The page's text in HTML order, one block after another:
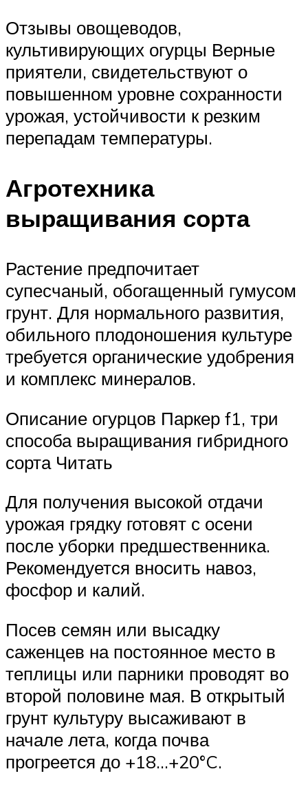
Отзывы овощеводов,
культивирующих огурцы Верные
приятели, свидетельствуют о
повышенном уровне сохранности
урожая, устойчивости к резким
перепадам температуры.
Агротехника
выращивания сорта
Растение предпочитает
супесчаный, обогащенный гумусом
грунт. Для нормального развития,
обильного плодоношения культуре
требуется органические удобрения
и комплекс минералов.
Описание огурцов Паркер f1, три
способа выращивания гибридного
сорта Читать
Для получения высокой отдачи
урожая грядку готовят с осени
после уборки предшественника.
Рекомендуется вносить навоз,
фосфор и калий.
Посев семян или высадку
саженцев на постоянное место в
теплицы или парники проводят во
второй половине мая. В открытый
грунт культуру высаживают в
начале лета, когда почва
прогреется до +18…+20°C.